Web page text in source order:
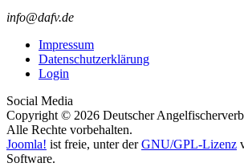
info@dafv.de
Impressum
Datenschutzerklärung
Login
Social Media
Copyright © 2026 Deutscher
Alle Rechte vorbehalten.
Joomla! ist freie, unter derGNU/GPL-Lizenz
Software.